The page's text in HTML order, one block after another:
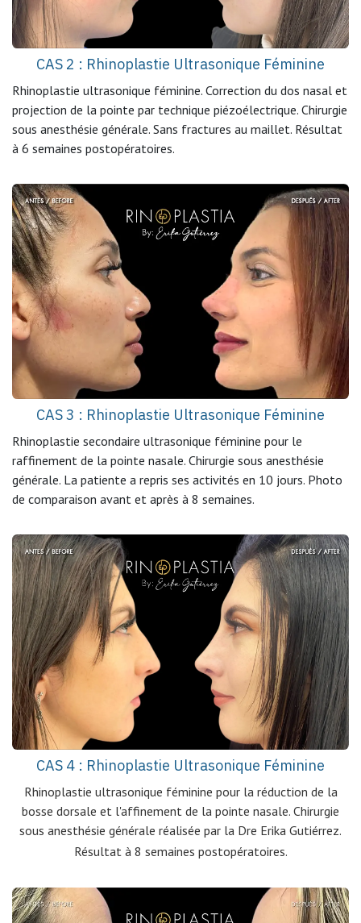
CAS 2 : Rhinoplastie Ultrasonique Féminine
Rhinoplastie ultrasonique féminine. Correction du dos nasal et
projection de la pointe par technique piézoélectrique. Chirurgie
sous anesthésie générale. Sans fractures au maillet. Résultat
à 6 semaines postopératoires.
CAS 3 : Rhinoplastie Ultrasonique Féminine
Rhinoplastie secondaire ultrasonique féminine pour le
raffinement de la pointe nasale. Chirurgie sous anesthésie
générale. La patiente a repris ses activités en 10 jours. Photo
de comparaison avant et après à 8 semaines.
CAS 4 : Rhinoplastie Ultrasonique Féminine
Rhinoplastie ultrasonique féminine pour la réduction de la
bosse dorsale et l'affinement de la pointe nasale. Chirurgie
sous anesthésie générale réalisée par la Dre Erika Gutiérrez.
Résultat à 8 semaines postopératoires.